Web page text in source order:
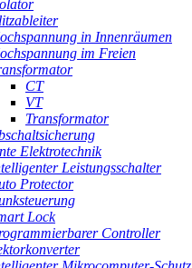
in Innenräumen
im Freien
CT
VT
Transformator
Elektrotechnik
Leistungsschalter
Protector
Lock
Controller